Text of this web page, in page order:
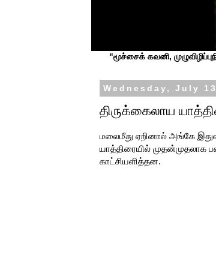
"மூச்சைக் கவனி,
Wednesday, July
திருக்கைலாய
மலைமீது ஏறினால் அங்கே
யாத்திரையில் முதன்முதலாக
காட்சியளித்தன.